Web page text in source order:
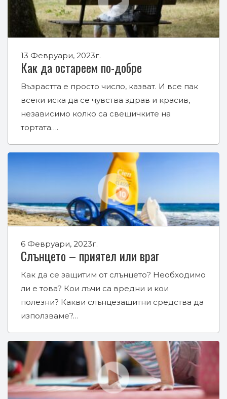
13 Февруари, 2023г.
Как да остареем по-добре
Възрастта е просто число, казват. И все пак
всеки иска да се чувства здрав и красив,
независимо колко са свещичките на
тортата….
6 Февруари, 2023г.
Слънцето – приятел или враг
Как да се защитим от слънцето? Необходимо
ли е това? Кои лъчи са вредни и кои
полезни? Какви слънцезащитни средства да
използваме?…